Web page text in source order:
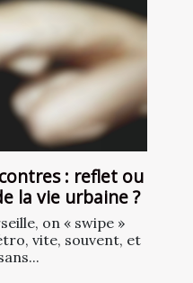
: reflet ou
la vie urbaine ?
on « swipe »
vite, souvent, et